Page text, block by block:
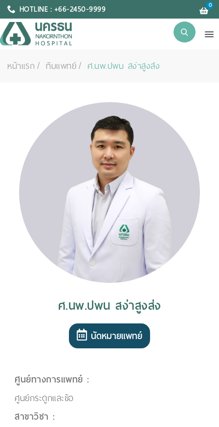
HOTLINE : +66-2450-9999 0
หน้าแรก ทีมแพทย์ ศ.นพ.ปพน สง่าสูงส่ง
ศ.นพ.ปพน สง่าสูงส่ง
นัดหมายแพทย์
ศูนย์ทางการแพทย์ :
ศูนย์กระดูกและข้อ
สาขาวิชา :